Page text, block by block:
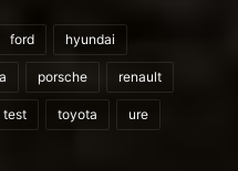
ford hyundai
porsche renault
test toyota ure